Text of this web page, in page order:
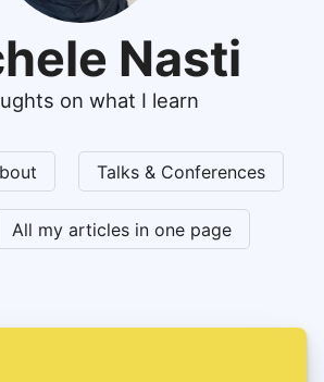
Nasti
on what I learn
Talks & Conferences
All my articles in one page